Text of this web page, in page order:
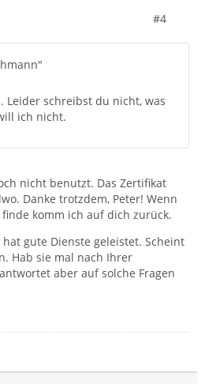
#4
Leider schreibst du nicht, was
ich nicht.
nicht benutzt. Das Zertifikat
Danke trotzdem, Peter! Wenn
komm ich auf dich zurück.
hat gute Dienste geleistet. Scheint
Hab sie mal nach Ihrer
aber auf solche Fragen